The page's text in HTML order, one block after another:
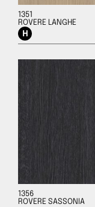
1351
ROVERE LANGHE
1356
ROVERE SASSONIA